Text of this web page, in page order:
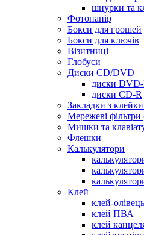
шнурки та
Фотопапір
Бокси для грошей
Бокси для ключів
Візитниці
Глобуси
Диски CD/DVD
диски DVD-
диски CD-R
Закладки з
Мережеві фільтри
Мишки та
Флешки
Калькулятори
Клей
клей-олівець
клей ПВА
клей